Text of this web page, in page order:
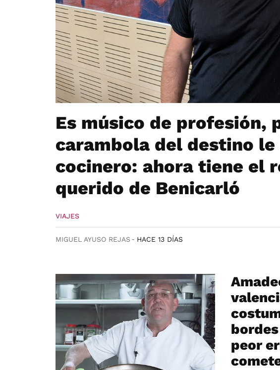
Es músico de profesión,
carambola del destino
cocinero: ahora tiene el
querido de Benicarló
VIAJES
MIGUEL AYUSO REJAS HACE 13 DÍAS
peor